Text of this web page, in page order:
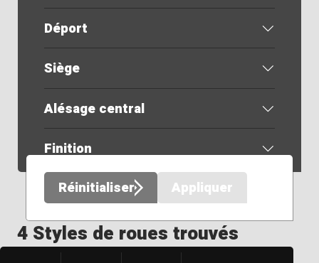
Déport
Siège
Alésage central
Finition
Réinitialiser
Appliquer
4 Styles de roues trouvés